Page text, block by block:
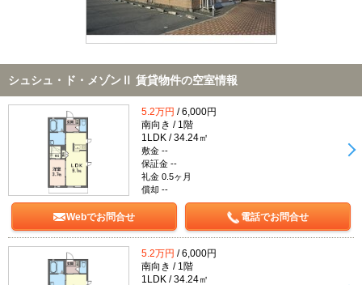
シュシュ・ド・メゾンⅡ 賃貸物件の空室情報
5.2万円 / 6,000円
南向き / 1階
1LDK / 34.24㎡
敷金 --
保証金 --
礼金 0.5ヶ月
償却 --
Webでお問合せ 電話でお問合せ
5.2万円 / 6,000円
南向き / 1階
1LDK / 34.24㎡